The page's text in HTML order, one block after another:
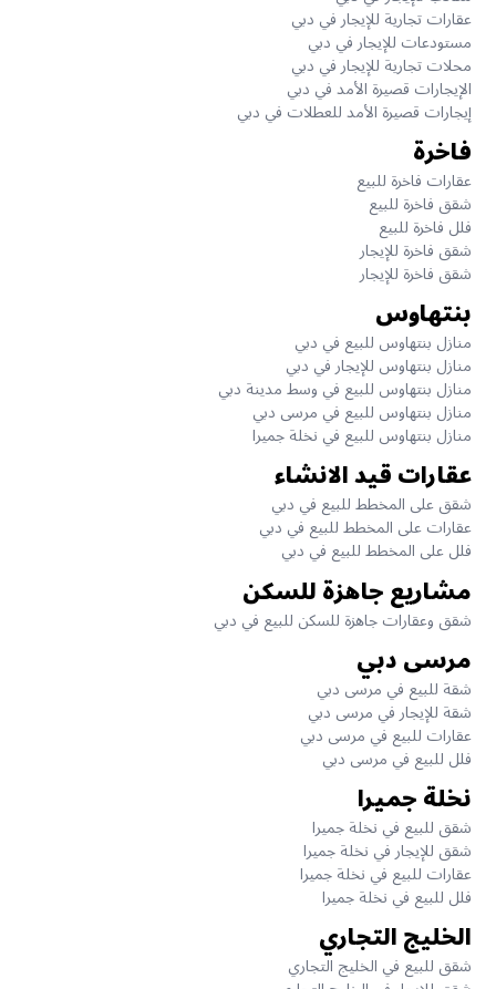
عقارات تجارية للإيجار في دبي
مستودعات للإيجار في دبي
محلات تجارية للإيجار في دبي
الإيجارات قصيرة الأمد في دبي
إيجارات قصيرة الأمد للعطلات في دبي
فاخرة
عقارات فاخرة للبيع
شقق فاخرة للبيع
فلل فاخرة للبيع
شقق فاخرة للإيجار
شقق فاخرة للإيجار
بنتهاوس
منازل بنتهاوس للبيع في دبي
منازل بنتهاوس للإيجار في دبي
منازل بنتهاوس للبيع في وسط مدينة دبي
منازل بنتهاوس للبيع في مرسى دبي
منازل بنتهاوس للبيع في نخلة جميرا
عقارات قيد الانشاء
شقق على المخطط للبيع في دبي
عقارات على المخطط للبيع في دبي
فلل على المخطط للبيع في دبي
مشاريع جاهزة للسكن
شقق وعقارات جاهزة للسكن للبيع في دبي
مرسى دبي
شقة للبيع في مرسى دبي
شقة للإيجار في مرسى دبي
عقارات للبيع في مرسى دبي
فلل للبيع في مرسى دبي
نخلة جميرا
شقق للبيع في نخلة جميرا
شقق للإيجار في نخلة جميرا
عقارات للبيع في نخلة جميرا
فلل للبيع في نخلة جميرا
الخليج التجاري
شقق للبيع في الخليج التجاري